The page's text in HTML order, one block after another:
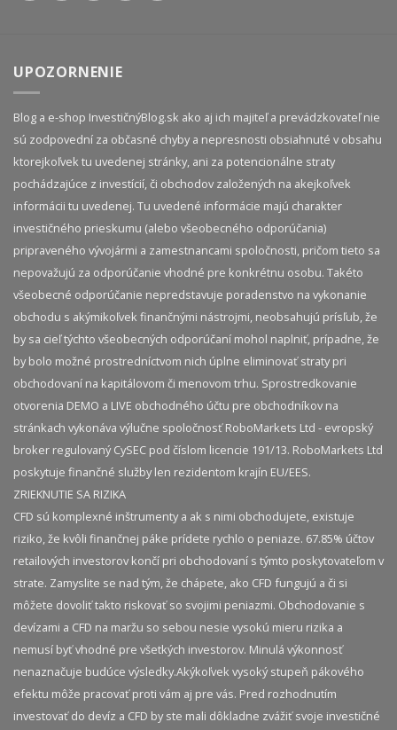
UPOZORNENIE
Blog a e-shop InvestičnýBlog.sk ako aj ich majiteľ a prevádzkovateľ nie
sú zodpovední za občasné chyby a nepresnosti obsiahnuté v obsahu
ktorejkoľvek tu uvedenej stránky, ani za potencionálne straty
pochádzajúce z investícií, či obchodov založených na akejkoľvek
informácii tu uvedenej. Tu uvedené informácie majú charakter
investičného prieskumu (alebo všeobecného odporúčania)
pripraveného vývojármi a zamestnancami spoločnosti, pričom tieto sa
nepovažujú za odporúčanie vhodné pre konkrétnu osobu. Takéto
všeobecné odporúčanie nepredstavuje poradenstvo na vykonanie
obchodu s akýmikoľvek finančnými nástrojmi, neobsahujú prísľub, že
by sa cieľ týchto všeobecných odporúčaní mohol naplniť, prípadne, že
by bolo možné prostredníctvom nich úplne eliminovať straty pri
obchodovaní na kapitálovom či menovom trhu. Sprostredkovanie
otvorenia DEMO a LIVE obchodného účtu pre obchodníkov na
stránkach vykonáva výlučne spoločnosť RoboMarkets Ltd - evropský
broker regulovaný CySEC pod číslom licencie 191/13. RoboMarkets Ltd
poskytuje finančné služby len rezidentom krajín EU/EES.
ZRIEKNUTIE SA RIZIKA
CFD sú komplexné inštrumenty a ak s nimi obchodujete, existuje
riziko, že kvôli finančnej páke prídete rychlo o peniaze. 67.85% účtov
retailových investorov končí pri obchodovaní s týmto poskytovateľom v
strate. Zamyslite se nad tým, že chápete, ako CFD fungujú a či si
môžete dovoliť takto riskovať so svojimi peniazmi. Obchodovanie s
devízami a CFD na maržu so sebou nesie vysokú mieru rizika a
nemusí byť vhodné pre všetkých investorov. Minulá výkonnosť
nenaznačuje budúce výsledky.​ Akýkoľvek vysoký stupeň pákového
efektu môže pracovať proti vám aj pre vás. Pred rozhodnutím
investovať do devíz a CFD by ste mali dôkladne zvážiť svoje investičné